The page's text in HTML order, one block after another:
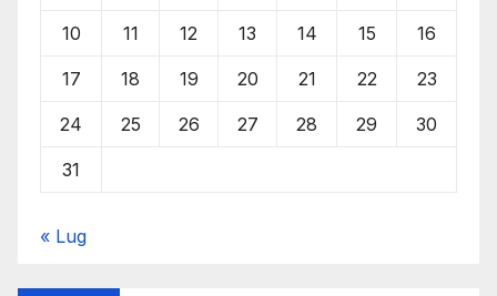
10 11 12 13 14 15 16
17 18 19 20 21 22 23
24 25 26 27 28 29 30
31
« Lug